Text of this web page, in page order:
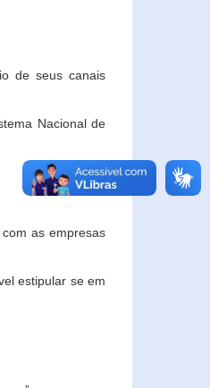
de seus canais
Nacional de
as empresas
estipular se em